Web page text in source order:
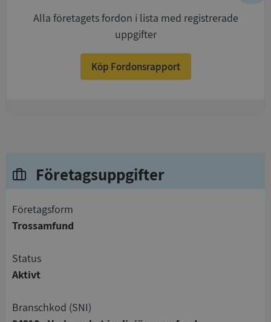
Alla företagets fordon i lista med registrerade
uppgifter
Köp Fordonsrapport
Företagsuppgifter
företagsform
Trossamfund
status
Aktivt
branschkod (SNI)